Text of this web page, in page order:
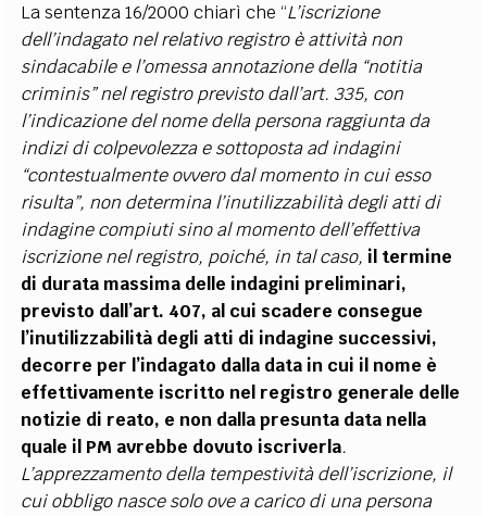
La sentenza 16/2000 chiarì che “L’iscrizione
dell’indagato nel relativo registro è attività non
sindacabile e l’omessa annotazione della “notitia
criminis” nel registro previsto dall’art. 335, con
l’indicazione del nome della persona raggiunta da
indizi di colpevolezza e sottoposta ad indagini
“contestualmente ovvero dal momento in cui esso
risulta”, non determina l’inutilizzabilità degli atti di
indagine compiuti sino al momento dell’effettiva
iscrizione nel registro, poiché, in tal caso, il termine
di durata massima delle indagini preliminari,
previsto dall’art. 407, al cui scadere consegue
l’inutilizzabilità degli atti di indagine successivi,
decorre per l’indagato dalla data in cui il nome è
effettivamente iscritto nel registro generale delle
notizie di reato, e non dalla presunta data nella
quale il PM avrebbe dovuto iscriverla.
L’apprezzamento della tempestività dell’iscrizione, il
cui obbligo nasce solo ove a carico di una persona